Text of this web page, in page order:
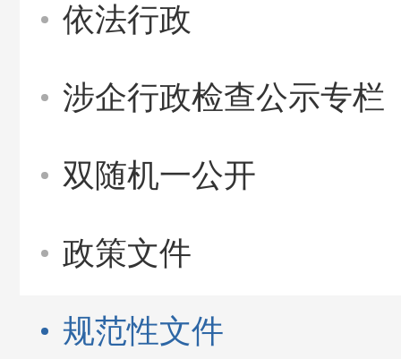
依法行政
涉企行政检查公示专栏
双随机一公开
政策文件
规范性文件